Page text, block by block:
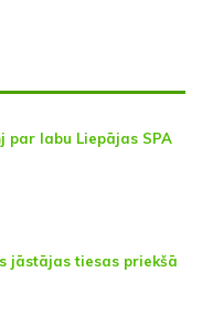
par labu Liepājas SPA
jāstājas tiesas priekšā